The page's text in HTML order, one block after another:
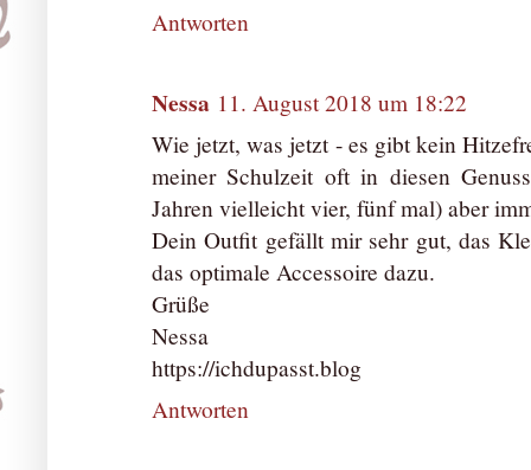
Antworten
Nessa 11. August 2018 um 18:22
Wie jetzt, was jetzt - es gibt kein
meiner Schulzeit oft in diesen
Jahren vielleicht vier, fünf mal) aber
Dein Outfit gefällt mir sehr gut, das
das optimale Accessoire dazu.
Grüße
Nessa
https://ichdupasst.blog
Antworten